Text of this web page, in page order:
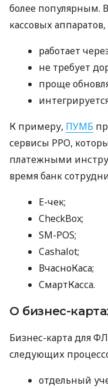
более популярным.
кассовых
работает
не требует
проще
К примеру, ПУМБ
сервисы РРО,
платежными
время банк
E-чек;
CheckBox;
SM-POS;
Cashalot;
ВчасноКаса;
СмартКасса.
О бизнес-
Бизнес-карта для
следующих
отдельный